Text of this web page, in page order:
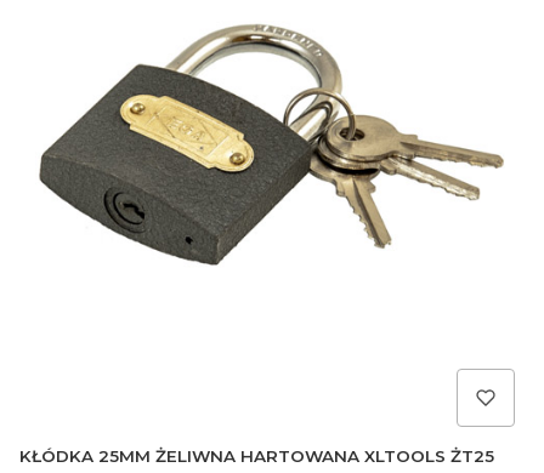
KŁÓDKA 25MM ŻELIWNA HARTOWANA XLTOOLS ŻT25